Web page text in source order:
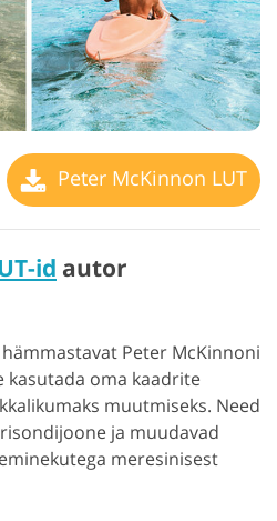
Peter McKinnon LUT
id autor
Peter McKinnoni
kasutada oma kaadrite
muutmiseks. Need
ja muudavad
meresinisest